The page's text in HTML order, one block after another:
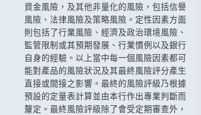
資金風險，及其他非量化的風險，包括信譽
風險、法律風險及策略風險。定性因素方面
則包括了行業風險、經濟及政治環境風險、
監管限制或其預期發展、行業慣例以及銀行
自身的經驗。以上當中每一個風險因素都可
能對產品的風險狀況及其最終風險評分產生
直接或間接之影響。最終的風險評級乃根據
預設的定量表計算並由本行作出專業判斷而
釐定。最終風險評級除了會受定期審查外，